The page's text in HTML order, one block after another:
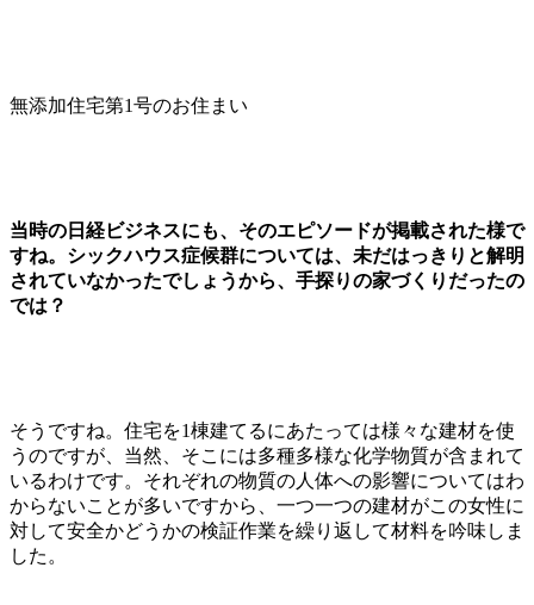
無添加住宅第1号のお住まい
当時の日経ビジネスにも、そのエピソードが掲載された様で
すね。シックハウス症候群については、未だはっきりと解明
されていなかったでしょうから、手探りの家づくりだったの
では？
そうですね。住宅を1棟建てるにあたっては様々な建材を使
うのですが、当然、そこには多種多様な化学物質が含まれて
いるわけです。それぞれの物質の人体への影響についてはわ
からないことが多いですから、一つ一つの建材がこの女性に
対して安全かどうかの検証作業を繰り返して材料を吟味しま
した。